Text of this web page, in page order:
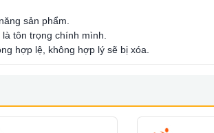
sản phẩm.
tôn trọng chính mình.
hợp lệ, không hợp lý sẽ bị xóa.